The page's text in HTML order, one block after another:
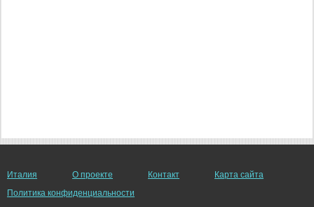
Италия О проекте Контакт
Карта сайта
Политика конфиденциальности